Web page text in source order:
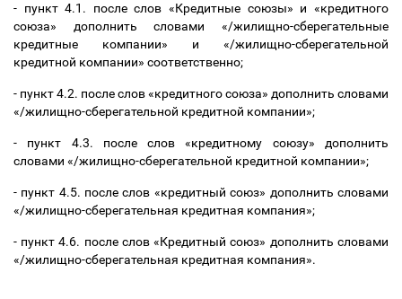
- пункт 4.1. после слов «Кредитные союзы» и «кредитного
союза» дополнить словами «/жилищно-сберегательные
кредитные компании» и «/жилищно-сберегательной
кредитной компании» соответственно;
- пункт 4.2. после слов «кредитного союза» дополнить словами
«/жилищно-сберегательной кредитной компании»;
- пункт 4.3. после слов «кредитному союзу» дополнить
словами «/жилищно-сберегательной кредитной компании»;
- пункт 4.5. после слов «кредитный союз» дополнить словами
«/жилищно-сберегательная кредитная компания»;
- пункт 4.6. после слов «Кредитный союз» дополнить словами
«/жилищно-сберегательная кредитная компания».